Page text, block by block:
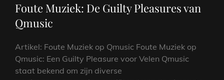
Foute Muziek: De Guilty Pleasures van
Qmusic
Artikel: Foute Muziek op Qmusic Foute Muziek op
Qmusic: Een Guilty Pleasure voor Velen Qmusic
staat bekend om zijn diverse